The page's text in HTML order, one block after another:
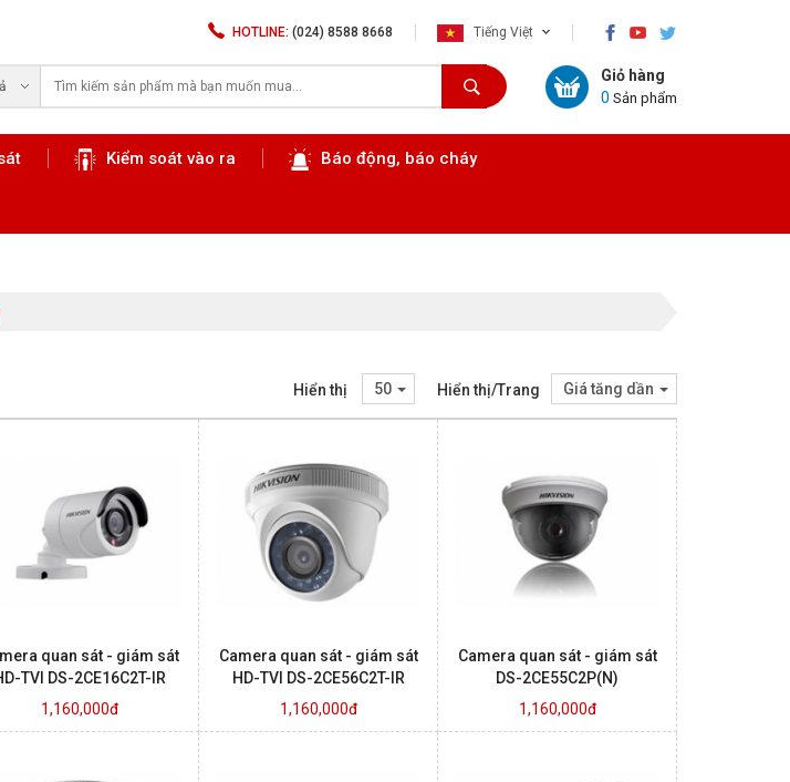
HOTLINE: (024) 8588 8668 Tiếng Việt
Giỏ hàng
0 Sản phẩm
Kiểm soát vào ra Báo động, báo cháy
Giá tăng dần
Hiển thị 50 Hiển thị/Trang
quan sát - giám sát
TVI DS-2CE16C2T-IR
1,160,000đ
Camera quan sát - giám sát
HD-TVI DS-2CE56C2T-IR
1,160,000đ
Camera quan sát - giám sát
DS-2CE55C2P(N)
1,160,000đ